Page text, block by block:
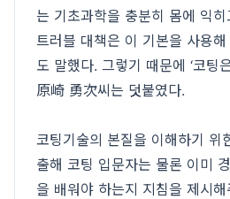
는 기초과학을 충분히 몸에 익히
트러블 대책은 이 기본을 사용해
도 말했다. 그렇기 때문에 ‘코팅
原崎 勇次씨는 덧붙였다.
코팅기술의 본질을 이해하기 위
출해 코팅 입문자는 물론 이미
을 배워야 하는지 지침을 제시